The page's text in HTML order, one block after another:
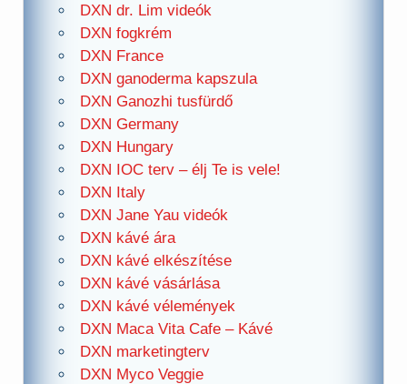
DXN dr. Lim videók
DXN fogkrém
DXN France
DXN ganoderma kapszula
DXN Ganozhi tusfürdő
DXN Germany
DXN Hungary
DXN IOC terv – élj Te is vele!
DXN Italy
DXN Jane Yau videók
DXN kávé ára
DXN kávé elkészítése
DXN kávé vásárlása
DXN kávé vélemények
DXN Maca Vita Cafe – Kávé
DXN marketingterv
DXN Myco Veggie